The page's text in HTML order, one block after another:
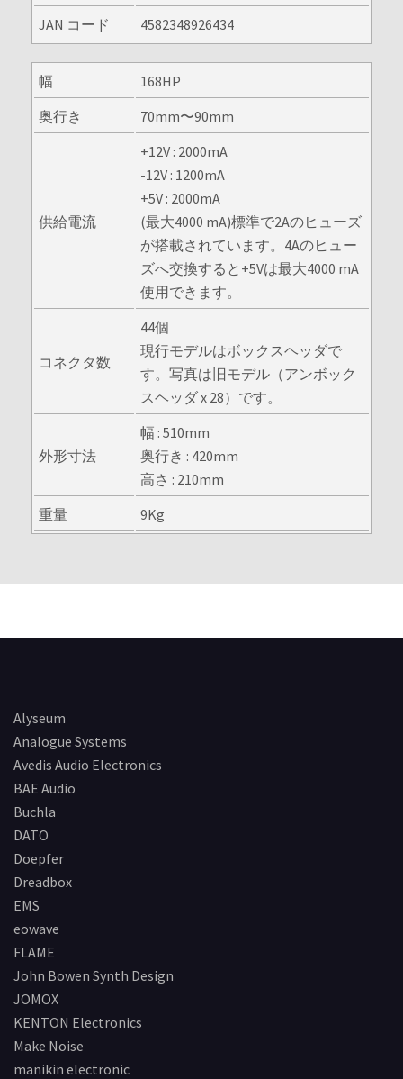
JAN コード 4582348926434
幅
168HP
奥行き
70mm〜90mm
供給電流
+12V : 2000mA
-12V : 1200mA
+5V : 2000mA
(最大4000 mA)標準で2Aのヒューズ
が搭載されています。4Aのヒュー
ズへ交換すると+5Vは最大4000 mA
使用できます。
コネクタ数
44個
現行モデルはボックスヘッダで
す。写真は旧モデル（アンボック
スヘッダ x 28）です。
外形寸法
幅 : 510mm
奥行き : 420mm
高さ : 210mm
重量
9Kg
Alyseum
Analogue Systems
Avedis Audio Electronics
BAE Audio
Buchla
DATO
Doepfer
Dreadbox
EMS
eowave
FLAME
John Bowen Synth Design
JOMOX
KENTON Electronics
Make Noise
manikin electronic